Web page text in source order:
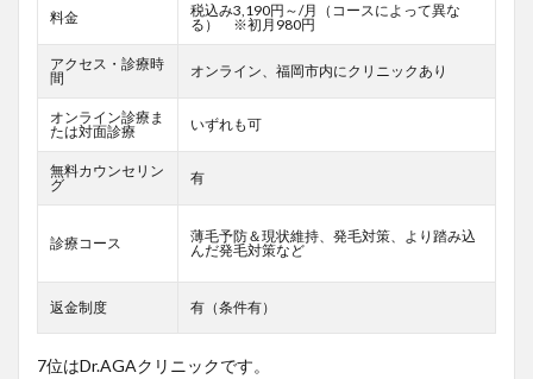
料金
税込み3,190円～/月（コースによって異な
る） ※初月980円
アクセス・診療時
間
オンライン、福岡市内にクリニックあり
オンライン診療ま
たは対面診療
いずれも可
無料カウンセリン
グ
有
診療コース
薄毛予防＆現状維持、発毛対策、より踏み込
んだ発毛対策など
返金制度 有（条件有）
7位はDr.AGAクリニックです。